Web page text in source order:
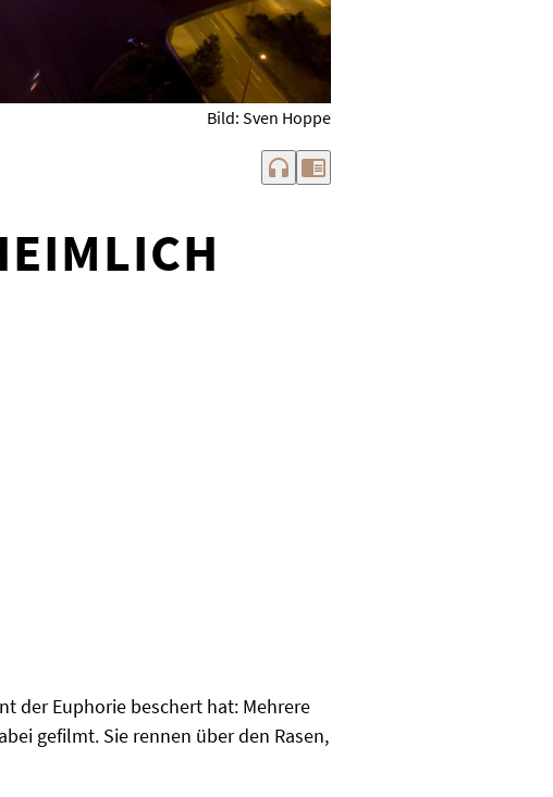
Bild: Sven Hoppe
headphones chrome_reader_mode
der Euphorie beschert hat: Mehrere
gefilmt. Sie rennen über den Rasen,